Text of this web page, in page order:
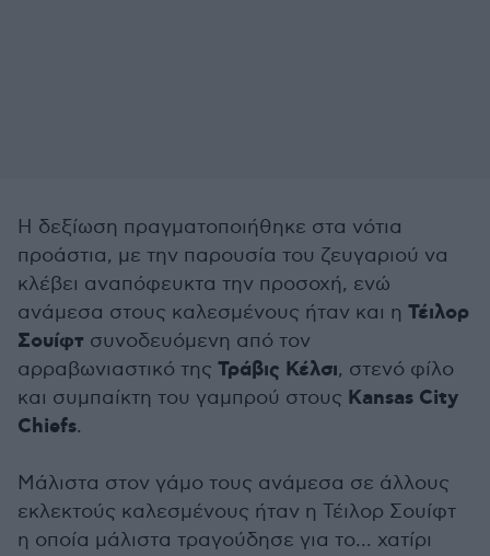
Η δεξίωση πραγματοποιήθηκε στα νότια
προάστια, με την παρουσία του ζευγαριού να
κλέβει αναπόφευκτα την προσοχή, ενώ
ανάμεσα στους καλεσμένους ήταν και η Τέιλορ
Σουίφτ συνοδευόμενη από τον
αρραβωνιαστικό της Τράβις Κέλσι, στενό φίλο
και συμπαίκτη του γαμπρού στους Kansas City
Chiefs.
Μάλιστα στον γάμο τους ανάμεσα σε άλλους
εκλεκτούς καλεσμένους ήταν η Τέιλορ Σουίφτ
η οποία μάλιστα τραγούδησε για το... χατίρι